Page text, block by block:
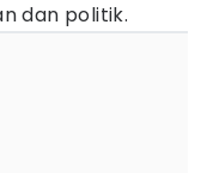
dan politik.